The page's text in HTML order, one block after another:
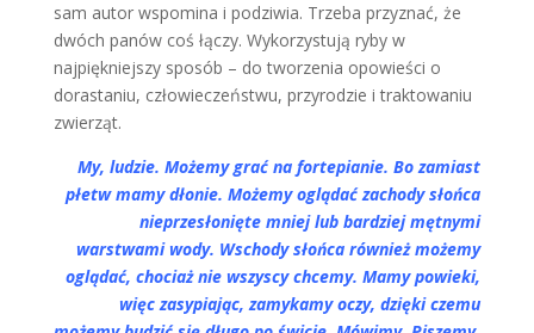
sam autor wspomina i podziwia. Trzeba przyznać, że
dwóch panów coś łączy. Wykorzystują ryby w
najpiękniejszy sposób – do tworzenia opowieści o
dorastaniu, człowieczeństwu, przyrodzie i traktowaniu
zwierząt.
My, ludzie. Możemy grać na fortepianie. Bo zamiast
płetw mamy dłonie. Możemy oglądać zachody słońca
nieprzesłonięte mniej lub bardziej mętnymi
warstwami wody. Wschody słońca również możemy
oglądać, chociaż nie wszyscy chcemy. Mamy powieki,
więc zasypiając, zamykamy oczy, dzięki czemu